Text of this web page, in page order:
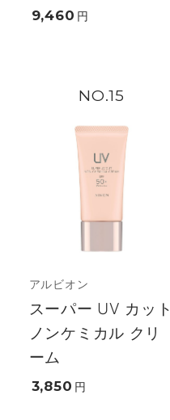
9,460 円
15
アルビオン
スーパー UV カット
ノンケミカル クリ
ーム
3,850 円